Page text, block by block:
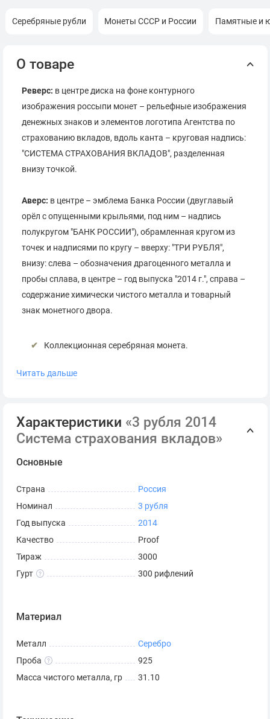
Серебряные рубли Монеты СССР и России Памятные и
О товаре
Реверс: в центре диска на фоне контурного
изображения россыпи монет – рельефные изображения
денежных знаков и элементов логотипа Агентства по
страхованию вкладов, вдоль канта – круговая надпись:
"СИСТЕМА СТРАХОВАНИЯ ВКЛАДОВ", разделенная
внизу точкой.
Аверс: в центре – эмблема Банка России (двуглавый
орёл с опущенными крыльями, под ним – надпись
полукругом "БАНК РОССИИ"), обрамленная кругом из
точек и надписями по кругу – вверху: "ТРИ РУБЛЯ",
внизу: слева – обозначения драгоценного металла и
пробы сплава, в центре – год выпуска "2014 г.", справа –
содержание химически чистого металла и товарный
знак монетного двора.
Коллекционная серебряная монета.
*
Серия и номер сертификата могут отличаться от
представленных на фото.
Читать дальше
Характеристики «3 рубля 2014
Система страхования вкладов»
Основные
Страна
Россия
Номинал
3 рубля
Год выпуска
2014
Качество
Proof
Тираж
3000
Гурт
300 рифлений
Материал
Металл
Серебро
Проба
925
Масса чистого металла, гр
31.10